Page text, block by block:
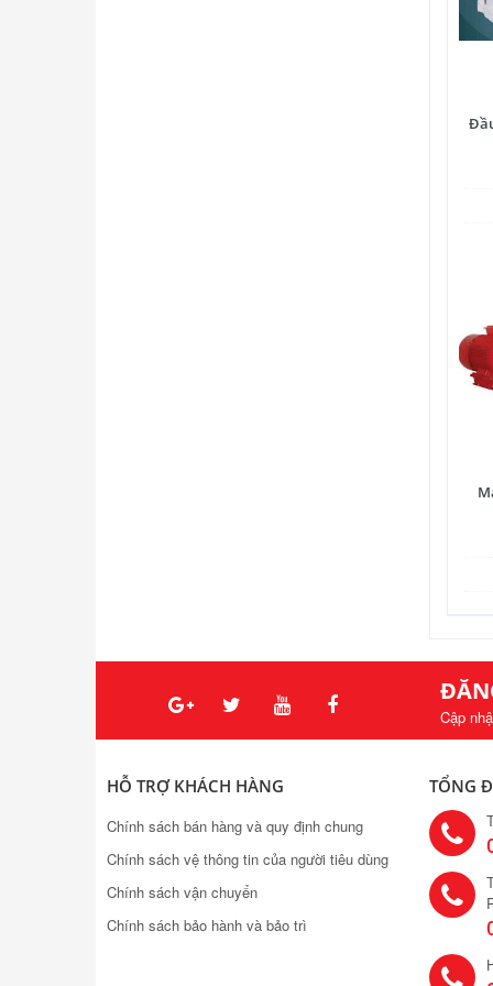
Cập
HỖ TRỢ KHÁCH HÀNG
Chính sách bán hàng và quy định chung
Chính sách vệ thông tin của người tiêu dùng
Chính sách vận chuyển
Chính sách bảo hành và bảo trì
TỔNG